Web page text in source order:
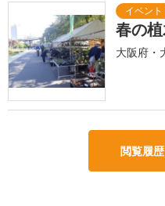
春の
大阪府・
閲覧履